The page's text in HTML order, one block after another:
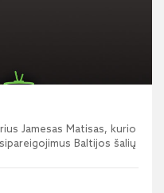
Jamesas Matisas, kurio
Baltijos šalių